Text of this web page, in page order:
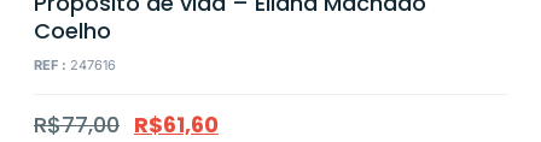
Coelho
REF : 247616
R$77,00 R$61,60